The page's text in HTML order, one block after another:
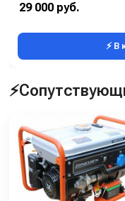
Тип запуска:
29 000 руб.
⚡ В